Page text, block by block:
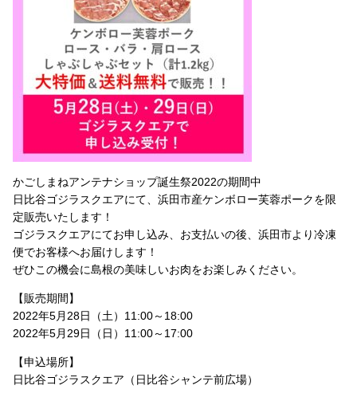
かごしまねアンテナショップ誕生祭2022の期間中
日比谷ゴジラスクエアにて、浜田市産ケンボロー芙蓉ポークを限
定販売いたします！
ゴジラスクエアにてお申し込み、お支払いの後、浜田市より冷凍
便でお客様へお届けします！
ぜひこの機会に島根の美味しいお肉をお楽しみください。
【販売期間】
2022年5月28日（土）11:00～18:00
2022年5月29日（日）11:00～17:00
【申込場所】
日比谷ゴジラスクエア（日比谷シャンテ前広場）